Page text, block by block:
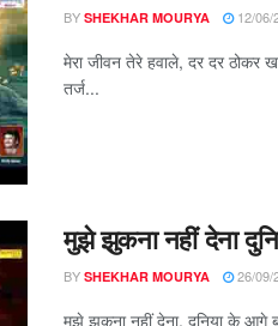
BY SHEKHAR MOURYA 12/06/
मेरा जीवन तेरे हवाले, दर दर
तर्ज...
मुझे झुकना नहीं देना
BY SHEKHAR MOURYA 26/09/
मुझे झुकना नहीं देना, दुनिया के आगे